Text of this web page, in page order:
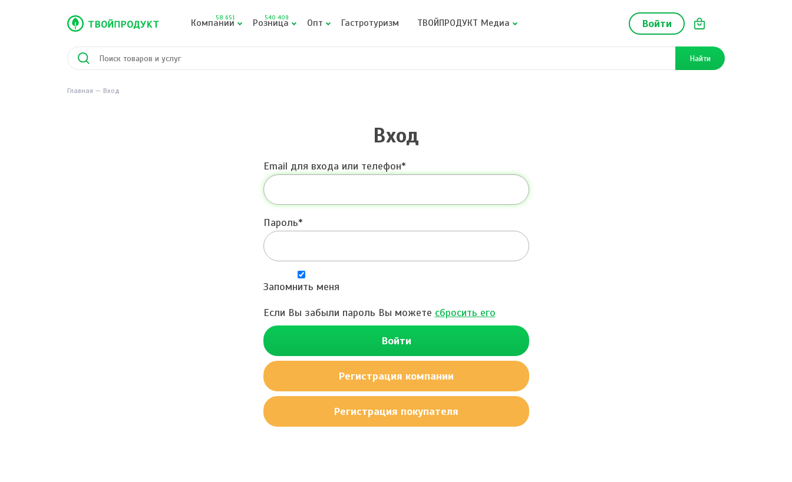
Войти
Компании
58 651 Розница
540 409 Опт Гастротуризм ТВОЙПРОДУКТ Медиа
Найти
Главная Вход
Вход
Email для входа или телефон
Пароль
Запомнить меня
Если Вы забыли пароль Вы можете сбросить его
Войти
Регистрация компании
Регистрация покупателя